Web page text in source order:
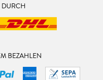
DURCH
BEZAHLEN